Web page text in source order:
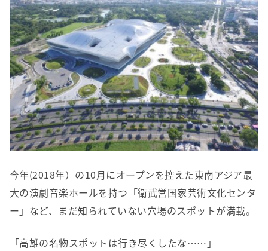
今年(2018年）の10月にオープンを控えた東南アジア最
大の演劇音楽ホールを持つ「衛武営国家芸術文化センタ
ー」など、まだ知られていない穴場のスポットが満載。
「高雄の名物スポットは行き尽くしたな……」